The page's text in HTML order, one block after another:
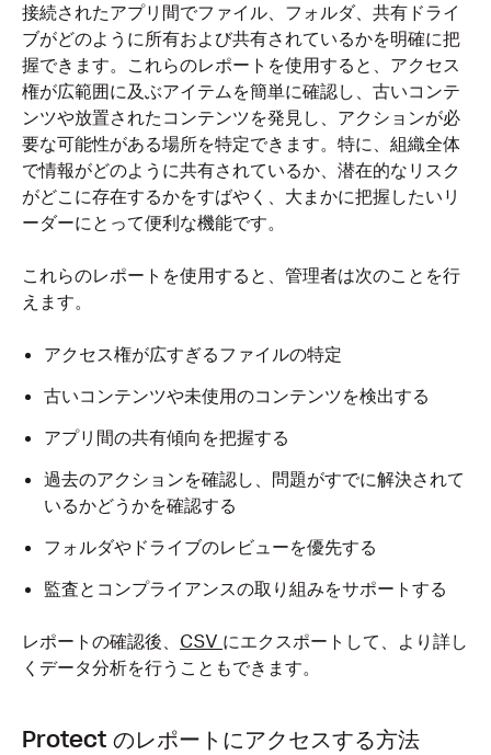
接続されたアプリ間でファイル、フォルダ、共有ドライ
ブがどのように所有および共有されているかを明確に把
握できます。これらのレポートを使用すると、アクセス
権が広範囲に及ぶアイテムを簡単に確認し、古いコンテ
ンツや放置されたコンテンツを発見し、アクションが必
要な可能性がある場所を特定できます。特に、組織全体
で情報がどのように共有されているか、潜在的なリスク
がどこに存在するかをすばやく、大まかに把握したいリ
ーダーにとって便利な機能です。
これらのレポートを使用すると、管理者は次のことを行
えます。
アクセス権が広すぎるファイルの特定
古いコンテンツや未使用のコンテンツを検出する
アプリ間の共有傾向を把握する
過去のアクションを確認し、問題がすでに解決されて
いるかどうかを確認する
フォルダやドライブのレビューを優先する
監査とコンプライアンスの取り組みをサポートする
レポートの確認後、 CSV にエクスポートして、より詳し
くデータ分析を行うこともできます。
Protect のレポートにアクセスする方法